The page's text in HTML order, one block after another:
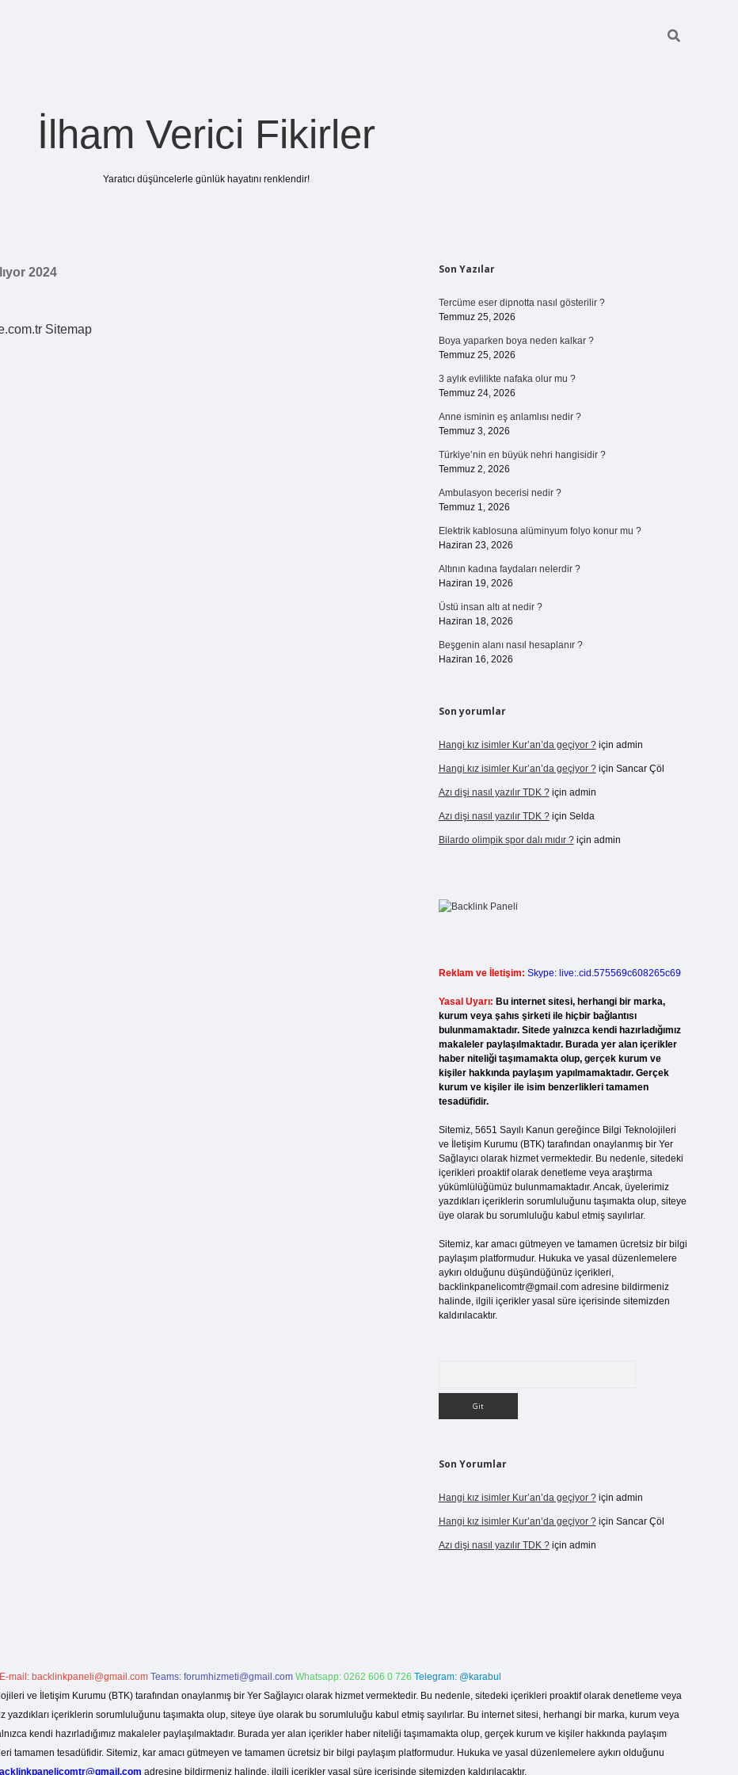
İlham Verici Fikirler
Yaratıcı düşüncelerle günlük hayatını renklendir!
2024
Sitemap
Sidebar
Son Yazılar
Tercüme eser dipnotta nasıl gösterilir ?
Temmuz 25, 2026
Boya yaparken boya neden kalkar ?
Temmuz 25, 2026
3 aylık evlilikte nafaka olur mu ?
Temmuz 24, 2026
Anne isminin eş anlamlısı nedir ?
Temmuz 3, 2026
Türkiye’nin en büyük nehri hangisidir ?
Temmuz 2, 2026
Ambulasyon becerisi nedir ?
Temmuz 1, 2026
Elektrik kablosuna alüminyum folyo konur mu ?
Haziran 23, 2026
Altının kadına faydaları nelerdir ?
Haziran 19, 2026
Üstü insan altı at nedir ?
Haziran 18, 2026
Beşgenin alanı nasıl hesaplanır ?
Haziran 16, 2026
Son yorumlar
Hangi kız isimler Kur’an’da geçiyor ?için admin
Hangi kız isimler Kur’an’da geçiyor ?için Sancar Çöl
Azı dişi nasıl yazılır TDK ?için admin
Azı dişi nasıl yazılır TDK ?için Selda
Bilardo olimpik spor dalı mıdır ?için admin
Reklam ve İletişim: Skype: live:.cid.575569c608265c69
Yasal Uyarı: Bu internet sitesi, herhangi bir marka,
kurum veya şahıs şirketi ile hiçbir bağlantısı
bulunmamaktadır. Sitede yalnızca kendi hazırladığımız
makaleler paylaşılmaktadır. Burada yer alan içerikler
haber niteliği taşımamakta olup, gerçek kurum ve
kişiler hakkında paylaşım yapılmamaktadır. Gerçek
kurum ve kişiler ile isim benzerlikleri tamamen
tesadüfidir.
Sitemiz, 5651 Sayılı Kanun gereğince Bilgi Teknolojileri
ve İletişim Kurumu (BTK) tarafından onaylanmış bir Yer
Sağlayıcı olarak hizmet vermektedir. Bu nedenle, sitedeki
içerikleri proaktif olarak denetleme veya araştırma
yükümlülüğümüz bulunmamaktadır. Ancak, üyelerimiz
yazdıkları içeriklerin sorumluluğunu taşımakta olup, siteye
üye olarak bu sorumluluğu kabul etmiş sayılırlar.
Sitemiz, kar amacı gütmeyen ve tamamen ücretsiz bir bilgi
paylaşım platformudur. Hukuka ve yasal düzenlemelere
aykırı olduğunu düşündüğünüz içerikleri,
backlinkpanelicomtr@gmail.comadresine bildirmeniz
halinde, ilgili içerikler yasal süre içerisinde sitemizden
kaldırılacaktır.
Son Yorumlar
Hangi kız isimler Kur’an’da geçiyor ?için admin
Hangi kız isimler Kur’an’da geçiyor ?için Sancar Çöl
Azı dişi nasıl yazılır TDK ?için admin
E-mail: backlinkpaneli@gmail.com Teams: forumhizmeti@gmail.com Whatsapp: 0262 606 0 726 Telegram: @karabul
ve İletişim Kurumu (BTK) tarafından onaylanmış bir Yer Sağlayıcı olarak hizmet vermektedir. Bu nedenle, sitedeki içerikleri proaktif olarak denetleme veya
yazdıkları içeriklerin sorumluluğunu taşımakta olup, siteye üye olarak bu sorumluluğu kabul etmiş sayılırlar. Bu internet sitesi, herhangi bir marka, kurum veya
kendi hazırladığımız makaleler paylaşılmaktadır. Burada yer alan içerikler haber niteliği taşımamakta olup, gerçek kurum ve kişiler hakkında paylaşım
tamamen tesadüfidir. Sitemiz, kar amacı gütmeyen ve tamamen ücretsiz bir bilgi paylaşım platformudur. Hukuka ve yasal düzenlemelere aykırı olduğunu
adresine bildirmeniz halinde, ilgili içerikler yasal süre içerisinde sitemizden kaldırılacaktır.